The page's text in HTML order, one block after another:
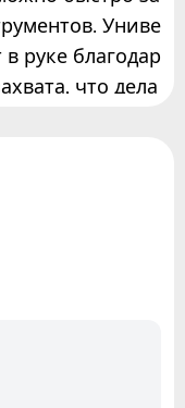
Униве
руке благодар
что дела